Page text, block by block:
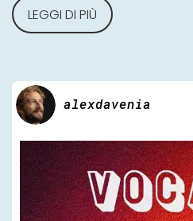
LEGGI DI PIÙ
alexdavenia